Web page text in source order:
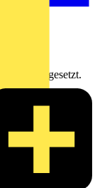
eingesetzt.